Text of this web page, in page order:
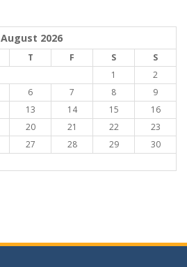
August 2026
T F S
S
1
2
6 7 8
9
13 14 15
16
20 21 22
23
27 28 29
30